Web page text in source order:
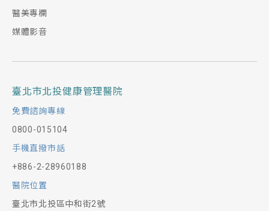
醫美專欄
媒體影音
臺北市北投健康管理醫院
免費諮詢專線
0800-015104
手機直撥市話
+886-2-28960188
醫院位置
臺北市北投區中和街2號